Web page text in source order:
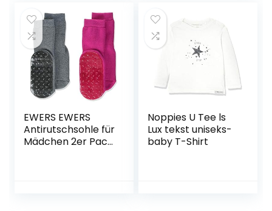
EWERS EWERS
Antirutschsohle für
Mädchen 2er Pack
Noppies U Tee ls
Lux tekst uniseks-
baby T-Shirt